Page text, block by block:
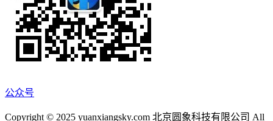
公众号
Copyright © 2025 yuanxiangsky.com 北京圆象科技有限公司 All